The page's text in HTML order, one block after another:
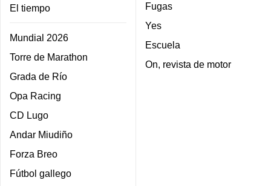
El tiempo
Mundial 2026
Torre de Marathon
Grada de Río
Opa Racing
CD Lugo
Andar Miudiño
Forza Breo
Fútbol gallego
Fugas
Yes
Escuela
On, revista de motor